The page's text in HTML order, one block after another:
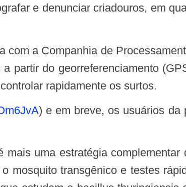
e denunciar criadouros, em
partir do georreferenciamento
rapidamente os surtos.
) e em breve, os usuários da
mosquito transgênico e testes